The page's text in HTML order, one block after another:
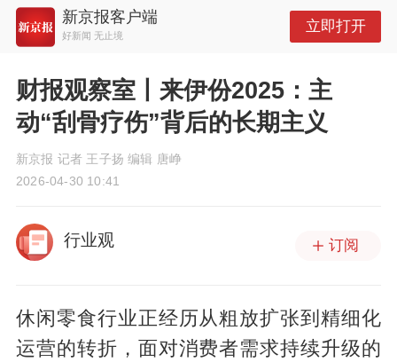
新京报客户端
好新闻 无止境
立即打开
财报观察室丨来伊份2025：主
动“刮骨疗伤”背后的长期主义
新京报 记者 王子扬 编辑 唐峥
2026-04-30 10:41
行业观 订阅
休闲零食行业正经历从粗放扩张到精细化
运营的转折，面对消费者需求持续升级的